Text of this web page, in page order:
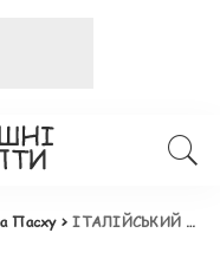
Пасху>ІТАЛІЙСЬКИЙ КЕКС Коломбо